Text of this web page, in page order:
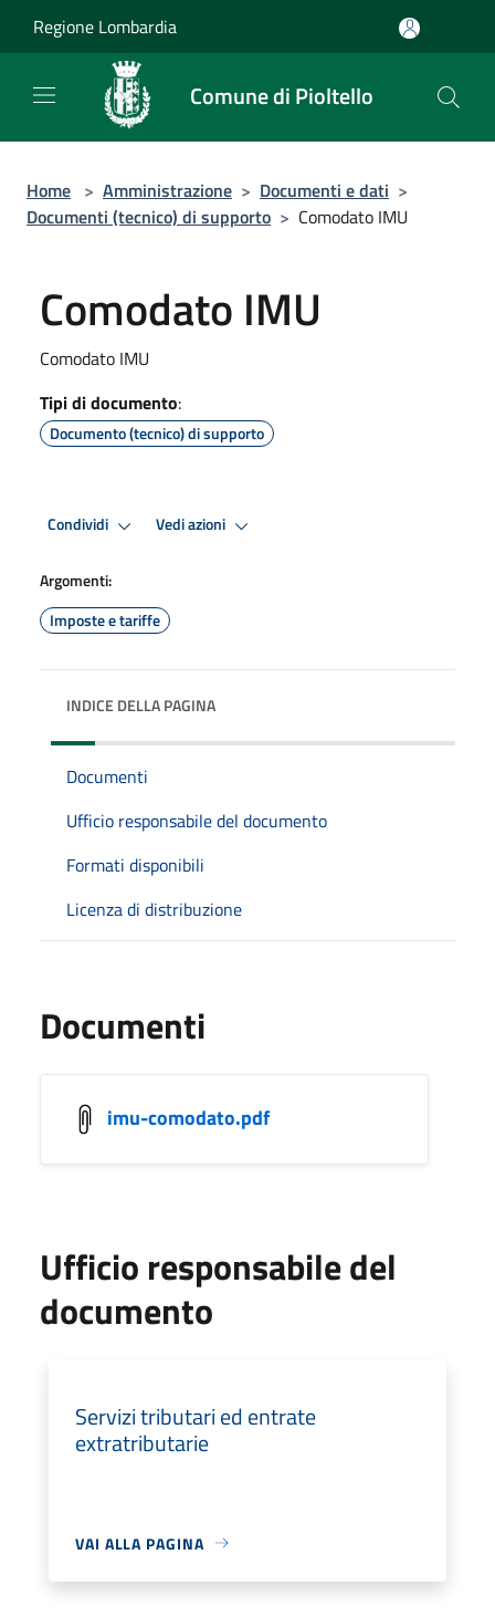
Regione Lombardia
Comune di Pioltello
Home > Amministrazione > Documenti e dati >
Documenti (tecnico) di supporto > Comodato IMU
Comodato IMU
Comodato IMU
Tipi di documento:
Documento (tecnico) di supporto
Condividi Vedi azioni
Argomenti:
Imposte e tariffe
INDICE DELLA PAGINA
Documenti
Ufficio responsabile del documento
Formati disponibili
Licenza di distribuzione
Documenti
imu-comodato.pdf
Ufficio responsabile del
documento
Servizi tributari ed entrate
extratributarie
VAI ALLA PAGINA